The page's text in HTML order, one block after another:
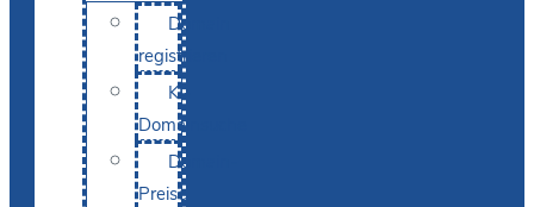
Domain
registrieren
KI-
Domainsuche
Domain-
Preise